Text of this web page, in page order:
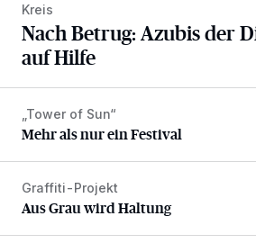
Kreis
Nach Betrug: Azubis der
auf Hilfe
Mehr als nur ein Festival
„Tower of Sun“
Mehr als nur ein Festival
Aus Grau wird Haltung
Graffiti-Projekt
Aus Grau wird Haltung